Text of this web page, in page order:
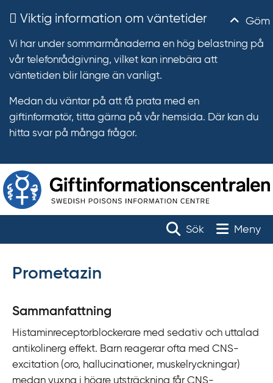
Göm
Viktig information om väntetider
Vi har under sommarmånaderna en hög belastning på
vår telefonrådgivning, vilket kan innebära att
väntetiden blir längre än vanligt.
Medan du väntar på att få prata med en
giftinformatör, titta gärna på vår hemsida. Där kan du
hitta svar på många frågor.
Sök Toggle
Meny
Prometazin
Sammanfattning
Histaminreceptorblockerare med sedativ och uttalad
antikolinerg effekt. Barn reagerar ofta med CNS-
excitation (oro, hallucinationer, muskelryckningar)
medan vuxna i högre utsträckning får CNS-